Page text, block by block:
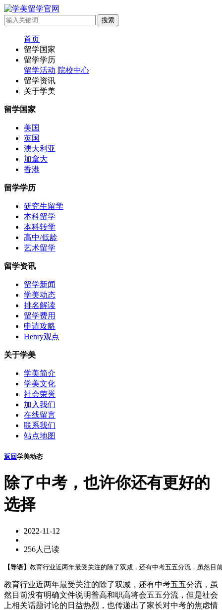
首页
留学国家
留学学历
留学活动 院校中心
留学资讯
关于学美
留学国家
美国
英国
澳大利亚
加拿大
香港
留学学历
研究生留学
本科留学
本科转学
高中/低龄
艺术留学
留学资讯
留学新闻
学美动态
排名解读
留学费用
申请攻略
Henry观点
关于学美
学美简介
学美文化
社会荣誉
加入我们
在线留言
联系我们
站点地图
返回学美动态
除了中考，也许你还有更好的
选择
2022-11-12
256人已读
【导语】 教育行业近两年最受关注的除了双减，还有中考五五分流，虽然
教育行业近两年最受关注的除了双减，还有中考五五分流，虽
然目前没有明确文件说明普高和职高将会五五分流，但是社会
上相关话题讨论的日益热烈，也传递出了家长对中考的焦虑情